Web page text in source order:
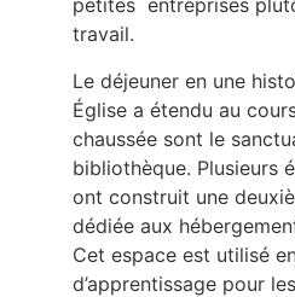
petites entreprises
travail.
Le déjeuner en une
Église a étendu au
chaussée sont le
bibliothèque. Plusieurs
ont construit une
dédiée aux
Cet espace est utilisé
d’apprentissage pour